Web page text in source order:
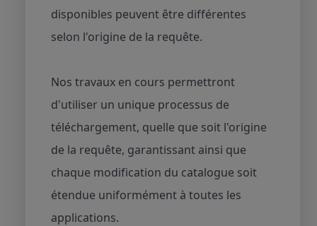
disponibles peuvent être différentes
selon l'origine de la requête.
Nos travaux en cours permettront
d'utiliser un unique processus de
téléchargement, quelle que soit l'origine
de la requête, garantissant ainsi que
chaque modification du catalogue soit
étendue uniformément à toutes les
applications.